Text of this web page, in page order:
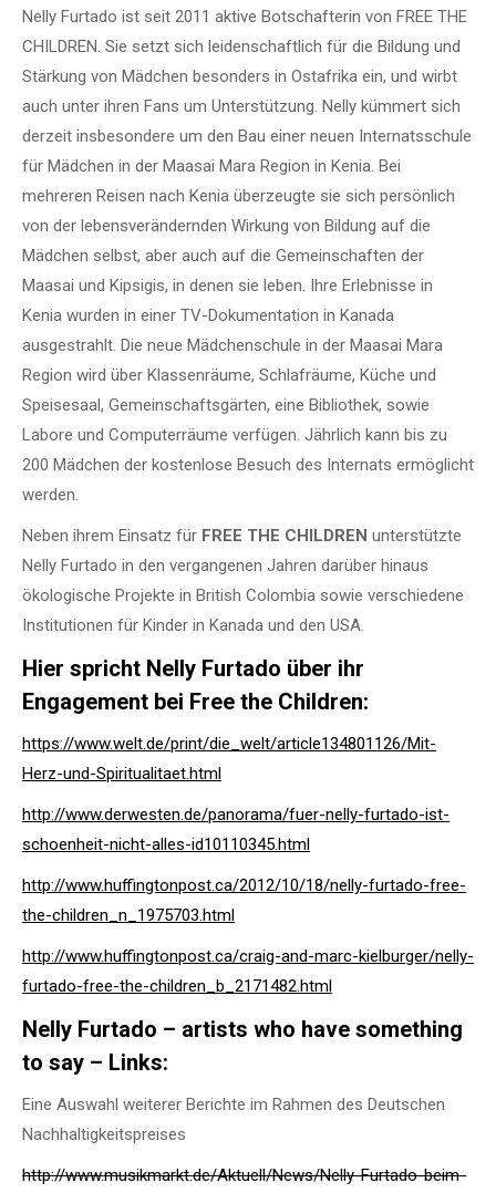
Nelly Furtado ist seit 2011 aktive Botschafterin von FREE THE
CHILDREN. Sie setzt sich leidenschaftlich für die Bildung und
Stärkung von Mädchen besonders in Ostafrika ein, und wirbt
auch unter ihren Fans um Unterstützung. Nelly kümmert sich
derzeit insbesondere um den Bau einer neuen Internatsschule
für Mädchen in der Maasai Mara Region in Kenia. Bei
mehreren Reisen nach Kenia überzeugte sie sich persönlich
von der lebensverändernden Wirkung von Bildung auf die
Mädchen selbst, aber auch auf die Gemeinschaften der
Maasai und Kipsigis, in denen sie leben. Ihre Erlebnisse in
Kenia wurden in einer TV-Dokumentation in Kanada
ausgestrahlt. Die neue Mädchenschule in der Maasai Mara
Region wird über Klassenräume, Schlafräume, Küche und
Speisesaal, Gemeinschaftsgärten, eine Bibliothek, sowie
Labore und Computerräume verfügen. Jährlich kann bis zu
200 Mädchen der kostenlose Besuch des Internats ermöglicht
werden.
Neben ihrem Einsatz für FREE THE CHILDREN unterstützte
Nelly Furtado in den vergangenen Jahren darüber hinaus
ökologische Projekte in British Colombia sowie verschiedene
Institutionen für Kinder in Kanada und den USA.
Hier spricht Nelly Furtado über ihr
Engagement bei Free the Children:
https://www.welt.de/print/die_welt/article134801126/Mit-
Herz-und-Spiritualitaet.html
http://www.derwesten.de/panorama/fuer-nelly-furtado-ist-
schoenheit-nicht-alles-id10110345.html
http://www.huffingtonpost.ca/2012/10/18/nelly-furtado-free-
the-children_n_1975703.html
http://www.huffingtonpost.ca/craig-and-marc-kielburger/nelly-
furtado-free-the-children_b_2171482.html
Nelly Furtado – artists who have something
to say – Links:
Eine Auswahl weiterer Berichte im Rahmen des Deutschen
Nachhaltigkeitspreises
http://www.musikmarkt.de/Aktuell/News/Nelly-Furtado-beim-